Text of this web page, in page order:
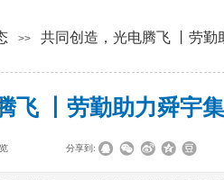
>> 共同创造，光电腾飞 丨劳
飞 丨劳勤助力舜宇
分享到: